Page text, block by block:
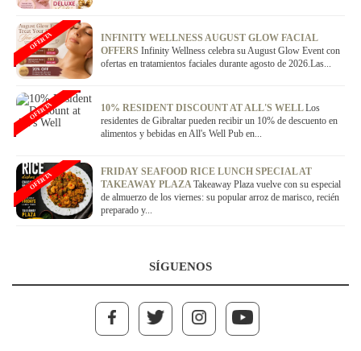
INFINITY WELLNESS AUGUST GLOW FACIAL
OFFERS Infinity Wellness celebra su August Glow Event con
ofertas en tratamientos faciales durante agosto de 2026.Las...
OFERTA
10% RESIDENT DISCOUNT AT ALL'S WELLLos
residentes de Gibraltar pueden recibir un 10% de descuento en
alimentos y bebidas en All's Well Pub en...
OFERTA
FRIDAY SEAFOOD RICE LUNCH SPECIAL AT
TAKEAWAY PLAZA Takeaway Plaza vuelve con su especial
de almuerzo de los viernes: su popular arroz de marisco, recién
preparado y...
OFERTA
SÍGUENOS